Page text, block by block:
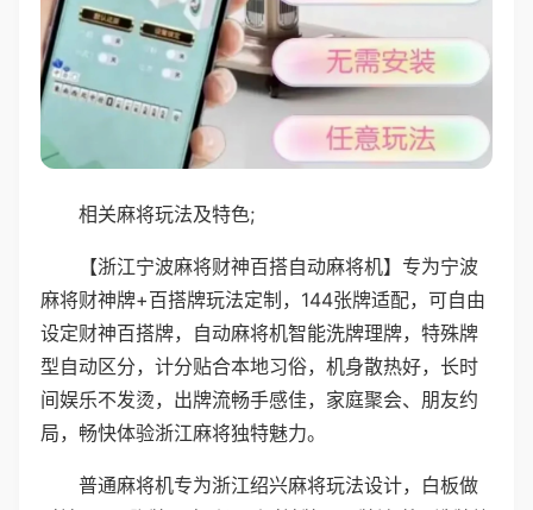
相关麻将玩法及特色;
【浙江宁波麻将财神百搭自动麻将机】专为宁波
麻将财神牌+百搭牌玩法定制，144张牌适配，可自由
设定财神百搭牌，自动麻将机智能洗牌理牌，特殊牌
型自动区分，计分贴合本地习俗，机身散热好，长时
间娱乐不发烫，出牌流畅手感佳，家庭聚会、朋友约
局，畅快体验浙江麻将独特魅力。
普通麻将机专为浙江绍兴麻将玩法设计，白板做